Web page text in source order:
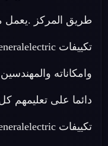
طريق المركز .يعمل
وامكاناته
دائما على تعليمهم